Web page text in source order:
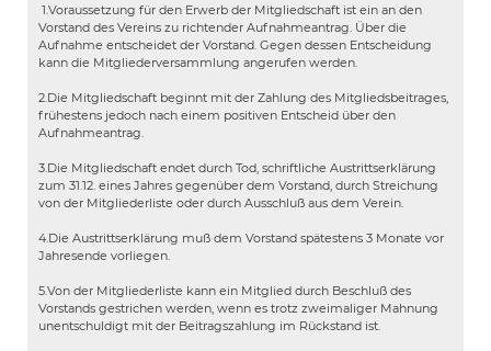
1.Voraussetzung für den Erwerb der Mitgliedschaft ist ein an den
Vorstand des Vereins zu richtender Aufnahmeantrag. Über die
Aufnahme entscheidet der Vorstand. Gegen dessen Entscheidung
kann die Mitgliederversammlung angerufen werden.
2.Die Mitgliedschaft beginnt mit der Zahlung des Mitgliedsbeitrages,
frühestens jedoch nach einem positiven Entscheid über den
Aufnahmeantrag.
3.Die Mitgliedschaft endet durch Tod, schriftliche Austrittserklärung
zum 31.12. eines Jahres gegenüber dem Vorstand, durch Streichung
von der Mitgliederliste oder durch Ausschluß aus dem Verein.
4.Die Austrittserklärung muß dem Vorstand spätestens 3 Monate vor
Jahresende vorliegen.
5.Von der Mitgliederliste kann ein Mitglied durch Beschluß des
Vorstands gestrichen werden, wenn es trotz zweimaliger Mahnung
unentschuldigt mit der Beitragszahlung im Rückstand ist.